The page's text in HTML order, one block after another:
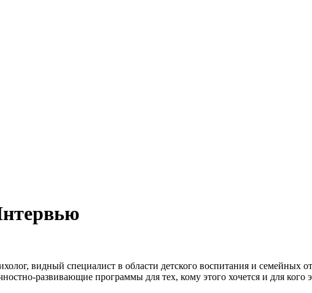
видный специалист в области детского воспитания и
развивающие программы для тех, кому этого хочется и для кого